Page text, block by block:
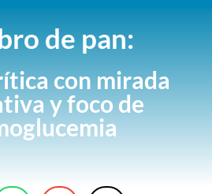
de pan:
con mirada
y foco de